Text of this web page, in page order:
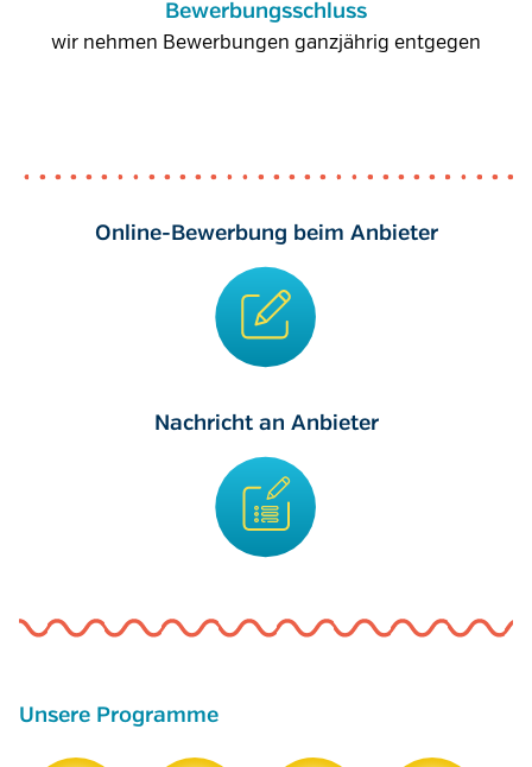
Bewerbungsschluss
wir nehmen Bewerbungen ganzjährig entgegen
Online-Bewerbung beim Anbieter
Nachricht an Anbieter
Unsere Programme